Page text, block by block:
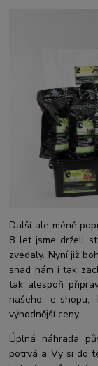
Další ale méně
8 let jsme drželi
zvedaly. Nyní již
snad nám i tak
tak alespoň
našeho e-
výhodnější ceny.
Úplná náhrada
potrvá a Vy si do